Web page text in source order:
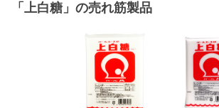
「 上白糖 」の売れ筋製品